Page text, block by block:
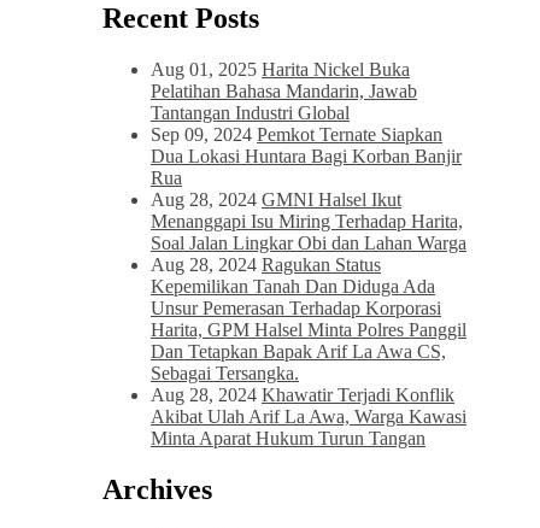
Recent Posts
Aug 01, 2025 Harita Nickel Buka
Pelatihan Bahasa Mandarin, Jawab
Tantangan Industri Global
Sep 09, 2024 Pemkot Ternate Siapkan
Dua Lokasi Huntara Bagi Korban Banjir
Rua
Aug 28, 2024 GMNI Halsel Ikut
Menanggapi Isu Miring Terhadap Harita,
Soal Jalan Lingkar Obi dan Lahan Warga
Aug 28, 2024 Ragukan Status
Kepemilikan Tanah Dan Diduga Ada
Unsur Pemerasan Terhadap Korporasi
Harita, GPM Halsel Minta Polres Panggil
Dan Tetapkan Bapak Arif La Awa CS,
Sebagai Tersangka.
Aug 28, 2024 Khawatir Terjadi Konflik
Akibat Ulah Arif La Awa, Warga Kawasi
Minta Aparat Hukum Turun Tangan
Archives